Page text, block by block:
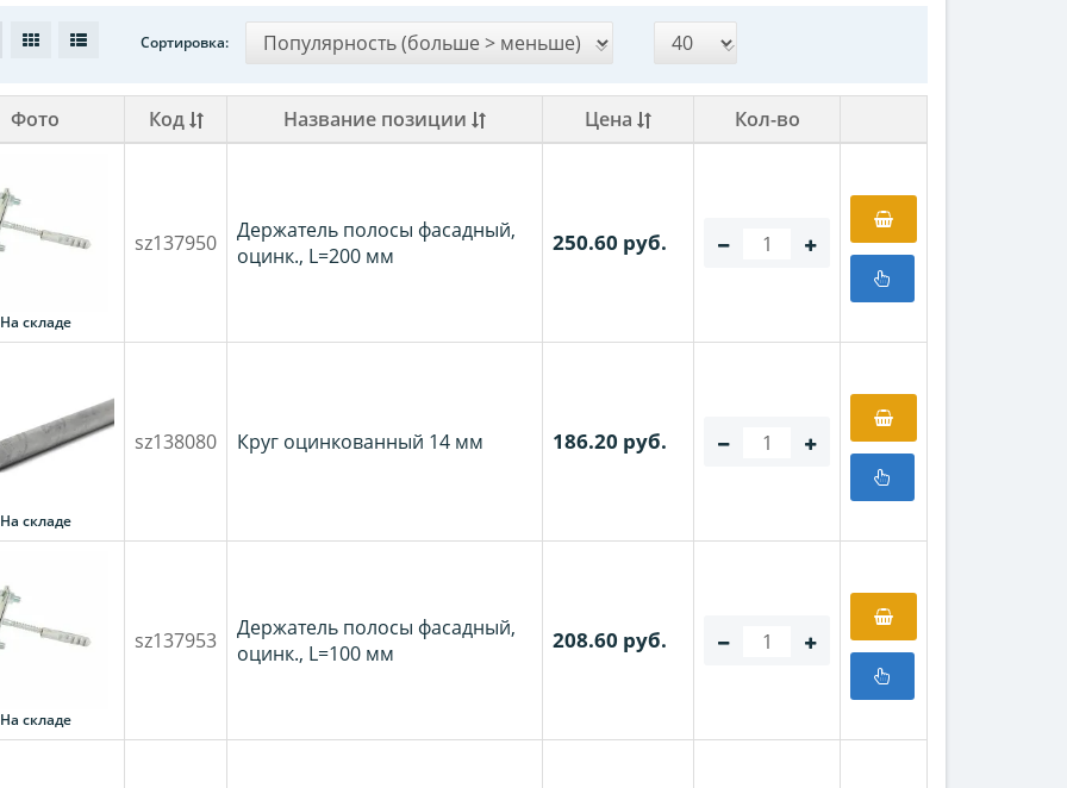
Сортировка:
Фото Код Название позиции Цена Кол-во
На складе
sz137950
Держатель полосы фасадный,
оцинк., L=200 мм
250.60 руб.
На складе
sz138080 Круг оцинкованный 14 мм 186.20 руб.
На складе
sz137953
Держатель полосы фасадный,
оцинк., L=100 мм
208.60 руб.